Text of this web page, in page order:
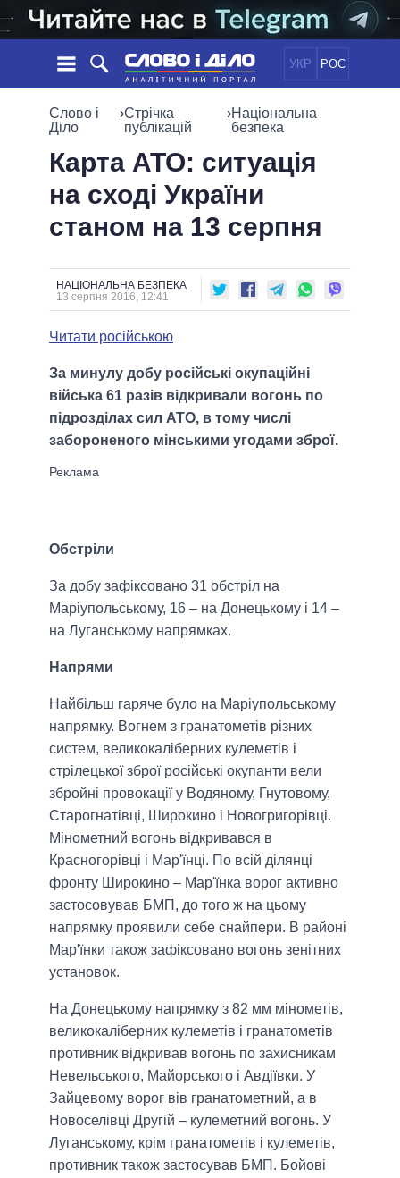
УКР РОС
НОВИНИ
ПОДІЇ
СТАТТІ
ДУМКИ
ДАЙДЖЕСТИ
ЕКОНОМІКА
СУСПІЛЬСТВО
СВІТ
ОБIЦЯНКИ
ПОЛIТИКИ
УСІ ПОЛІТИКИ
ВЕРХОВНА РАДА
КАБІНЕТ МІНІСТРІВ
ГОЛОВИ ОБЛАДМІНІСТРАЦІЙ
ВСІ ПЕРСОНИ
ІНФОГРАФІКА
ВІДЕО
ПІДТРИМАТИ
ПОРІВНЯННЯ ПОЛІТИКІВ
Слово і
Діло
›Стрічка
публікацій
›Національна
безпека
Карта АТО: ситуація
на сході України
станом на 13 серпня
НАЦІОНАЛЬНА БЕЗПЕКА
13 серпня 2016, 12:41
Читати російською
За минулу добу російські окупаційні
війська 61 разів відкривали вогонь по
підрозділах сил АТО, в тому числі
забороненого мінськими угодами зброї.
Обстріли
За добу зафіксовано 31 обстріл на
Маріупольському, 16 – на Донецькому і 14 –
на Луганському напрямках.
Напрями
Найбільш гаряче було на Маріупольському
напрямку. Вогнем з гранатометів різних
систем, великокаліберних кулеметів і
стрілецької зброї російські окупанти вели
збройні провокації у Водяному, Гнутовому,
Старогнатівці, Широкино і Новогригорівці.
Мінометний вогонь відкривався в
Красногорівці і Мар'їнці. По всій ділянці
фронту Широкино – Мар'їнка ворог активно
застосовував БМП, до того ж на цьому
напрямку проявили себе снайпери. В районі
Мар'їнки також зафіксовано вогонь зенітних
установок.
На Донецькому напрямку з 82 мм мінометів,
великокаліберних кулеметів і гранатометів
противник відкривав вогонь по захисникам
Невельського, Майорського і Авдіївки. У
Зайцевому ворог вів гранатометний, а в
Новоселівці Другій – кулеметний вогонь. У
Луганському, крім гранатометів і кулеметів,
противник також застосував БМП. Бойові